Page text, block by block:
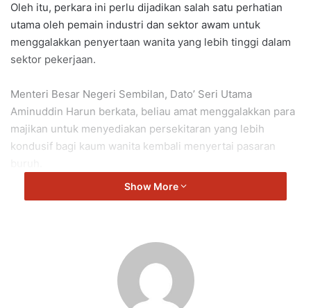
Oleh itu, perkara ini perlu dijadikan salah satu perhatian
utama oleh pemain industri dan sektor awam untuk
menggalakkan penyertaan wanita yang lebih tinggi dalam
sektor pekerjaan.
Menteri Besar Negeri Sembilan, Dato’ Seri Utama
Aminuddin Harun berkata, beliau amat menggalakkan para
majikan untuk menyediakan persekitaran yang lebih
kondusif bagi kaum wanita kembali menyertai pasaran
“Saya percaya bahawa penyediaan taska di tempat kerja
“Kolaborasi majikan dengan penyedia perkhidmatan taska
ini juga akan membuka lebih banyak ruang untuk
Show More